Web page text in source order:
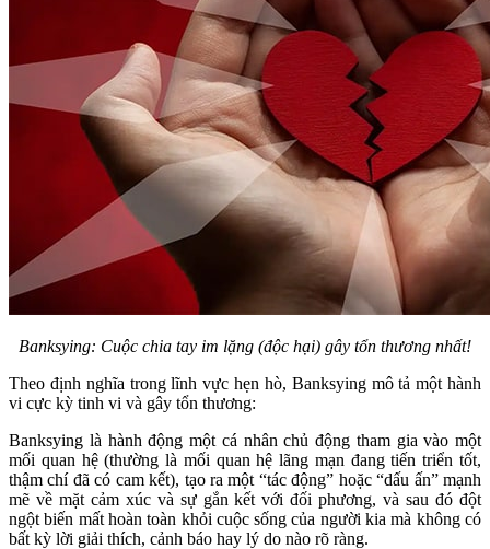
Banksying: Cuộc chia tay im lặng (độc hại) gây tổn thương nhất!
Theo định nghĩa trong lĩnh vực hẹn hò, Banksying mô tả một hành
vi cực kỳ tinh vi và gây tổn thương:
Banksying là hành động một cá nhân chủ động tham gia vào một
mối quan hệ (thường là mối quan hệ lãng mạn đang tiến triển tốt,
thậm chí đã có cam kết), tạo ra một “tác động” hoặc “dấu ấn” mạnh
mẽ về mặt cảm xúc và sự gắn kết với đối phương, và sau đó đột
ngột biến mất hoàn toàn khỏi cuộc sống của người kia mà không có
bất kỳ lời giải thích, cảnh báo hay lý do nào rõ ràng.